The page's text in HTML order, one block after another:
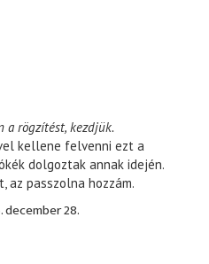
a rögzítést, kezdjük.
kellene felvenni ezt a
dolgoztak annak idején.
az passzolna hozzám.
december 28.